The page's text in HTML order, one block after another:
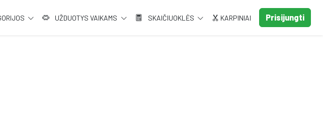
UŽDUOTYS VAIKAMS SKAIČIUOKLĖS KARPINIAI Prisijungti